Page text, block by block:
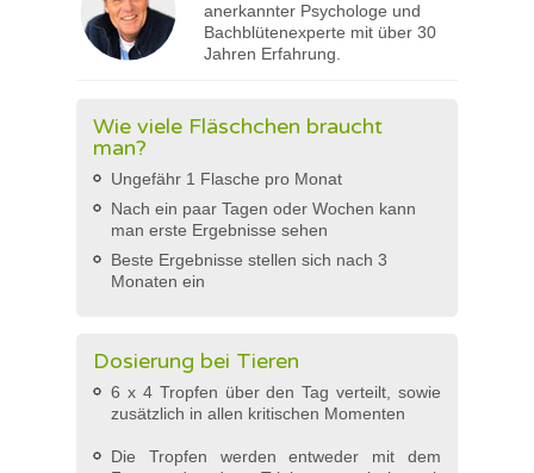
anerkannter Psychologe und
Bachblütenexperte mit über 30
Jahren Erfahrung.
Wie viele Fläschchen braucht
man?
Ungefähr 1 Flasche pro Monat
Nach ein paar Tagen oder Wochen kann
man erste Ergebnisse sehen
Beste Ergebnisse stellen sich nach 3
Monaten ein
Dosierung bei Tieren
6 x 4 Tropfen über den Tag verteilt, sowie
zusätzlich in allen kritischen Momenten
Die Tropfen werden entweder mit dem